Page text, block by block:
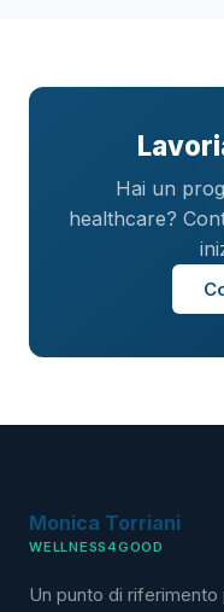
Hai un
healthcare?
Monica Torriani
WELLNESS4GOOD
Un punto di riferimento